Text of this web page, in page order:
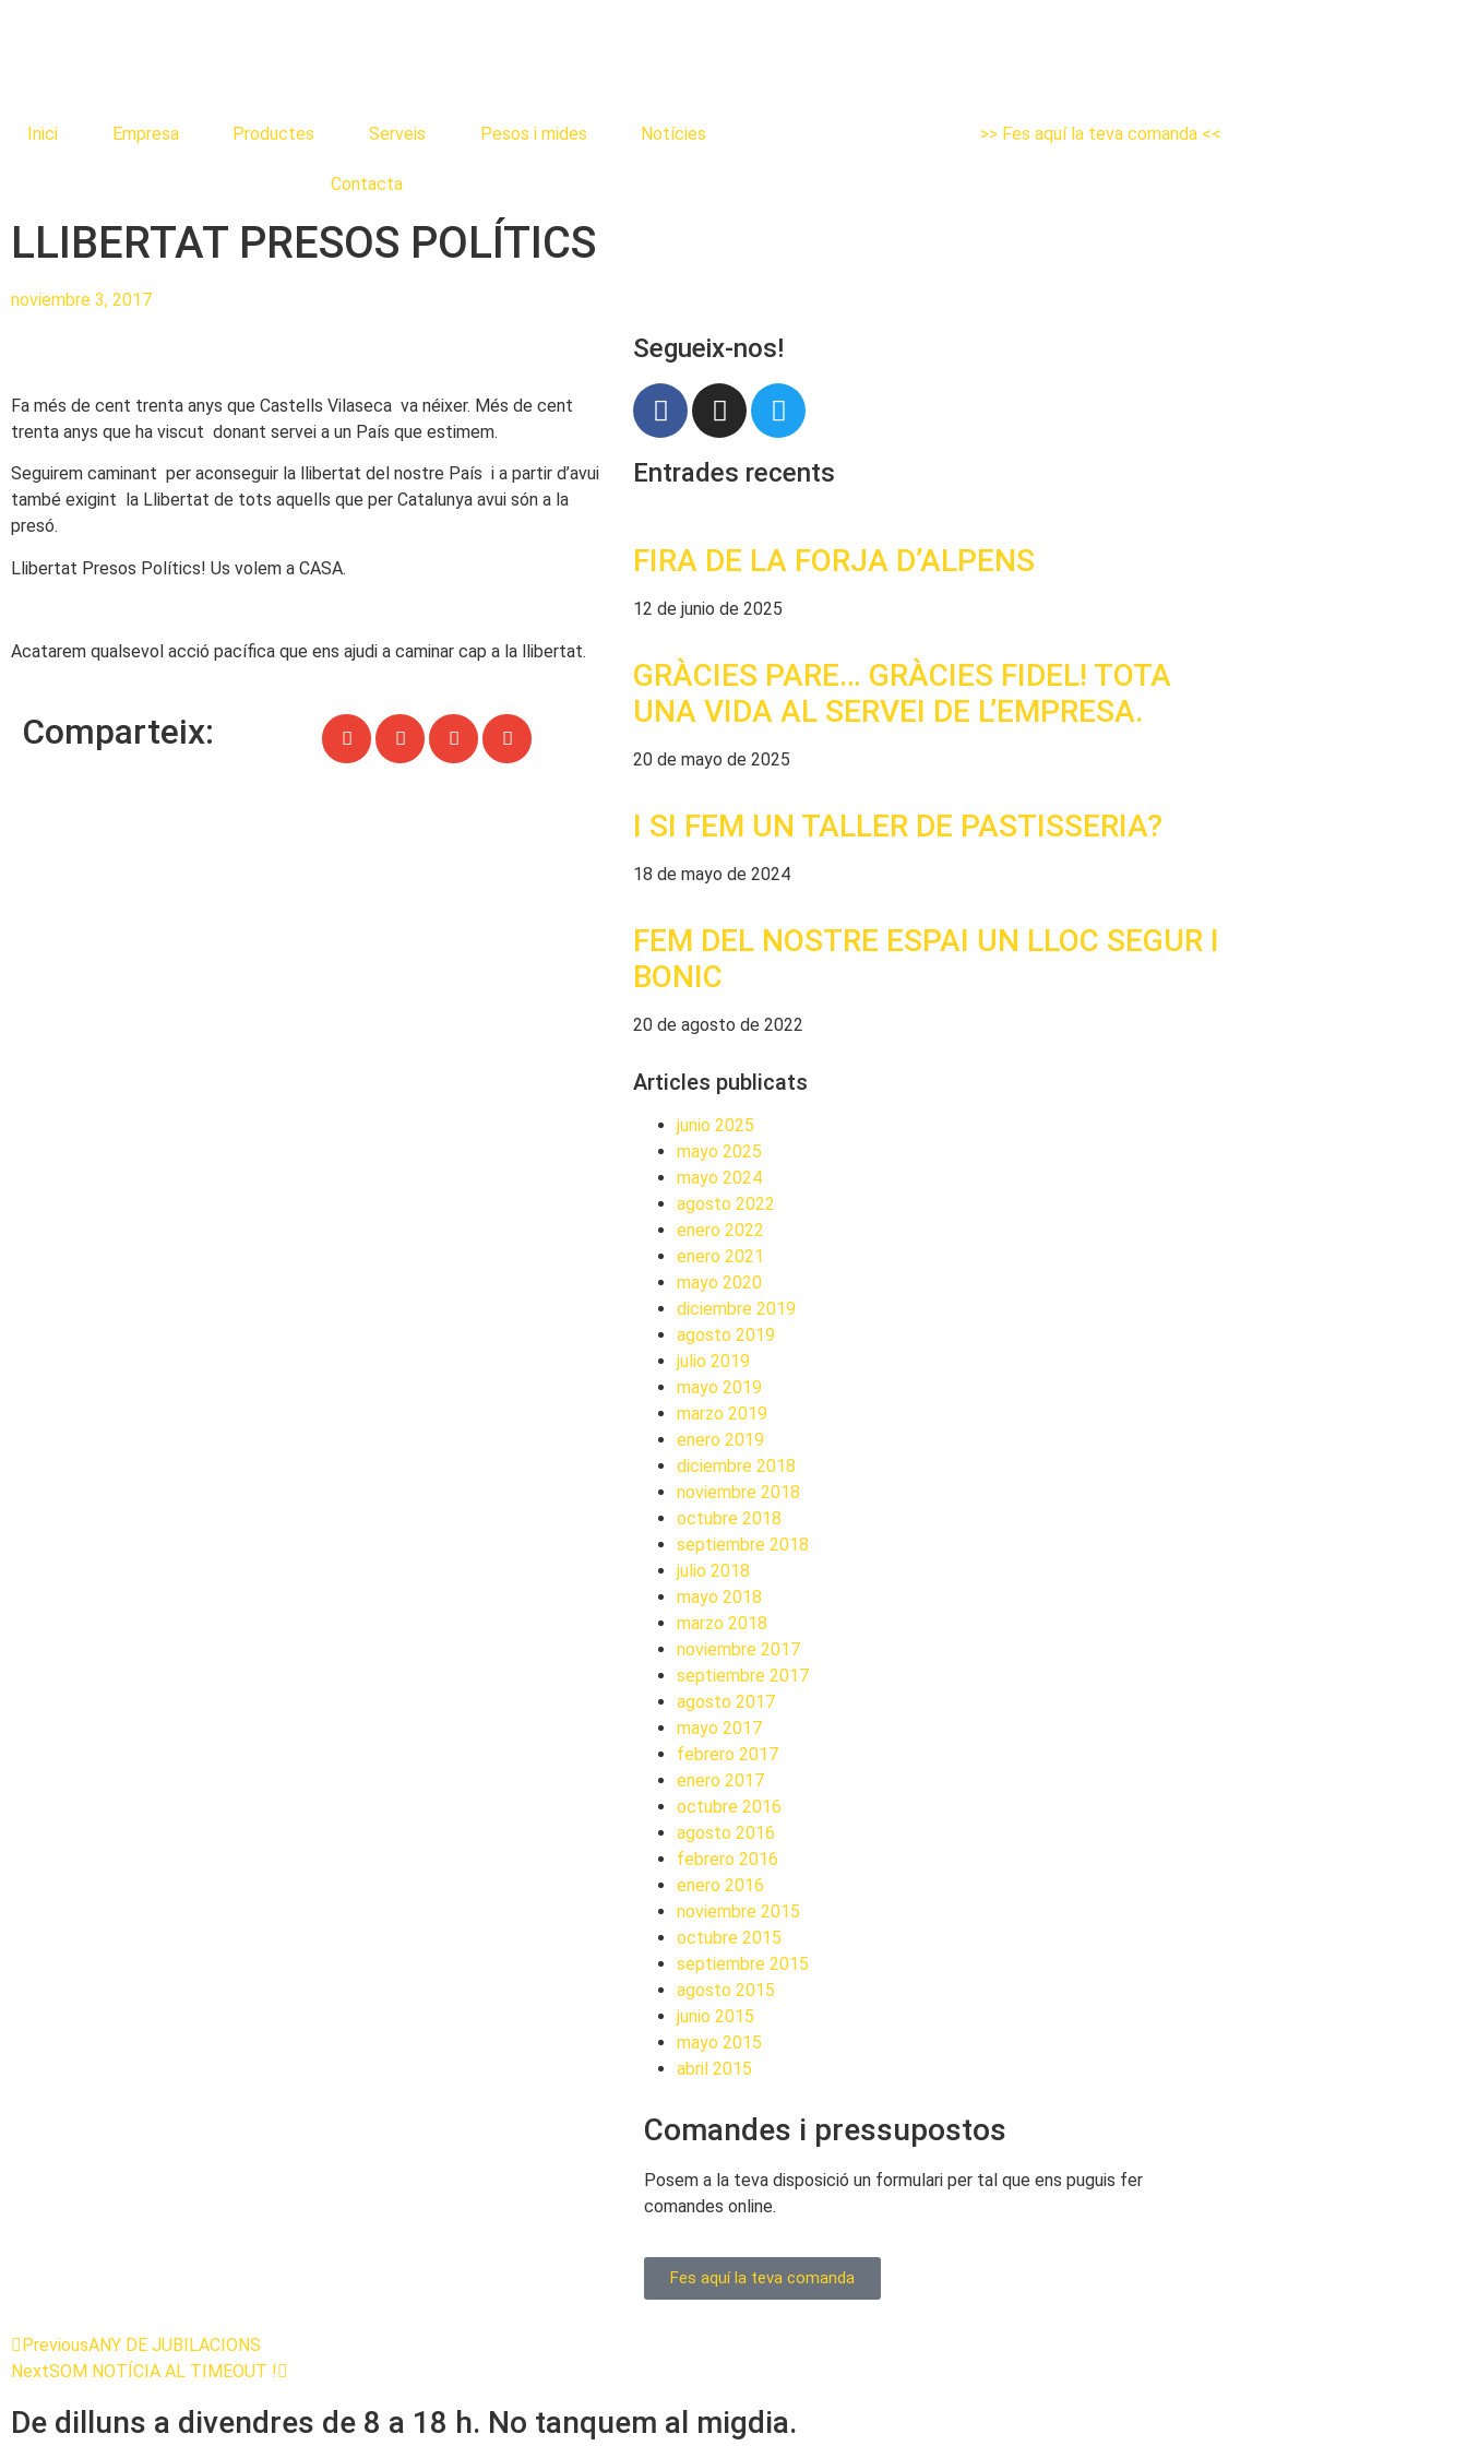
Inici Empresa Productes Serveis Pesos i mides Notícies
Contacta
>> Fes aquí la teva comanda <<
LLIBERTAT PRESOS POLÍTICS
noviembre 3, 2017
Fa més de cent trenta anys que Castells Vilaseca va néixer. Més de cent
trenta anys que ha viscut donant servei a un País que estimem.
Seguirem caminant per aconseguir la llibertat del nostre País i a partir d’avui
també exigint la Llibertat de tots aquells que per Catalunya avui són a la
presó.
Llibertat Presos Polítics! Us volem a CASA.
Acatarem qualsevol acció pacífica que ens ajudi a caminar cap a la llibertat.
Comparteix:
Segueix-nos!
Entrades recents
FIRA DE LA FORJA D’ALPENS
12 de junio de 2025
GRÀCIES PARE… GRÀCIES FIDEL! TOTA
UNA VIDA AL SERVEI DE L’EMPRESA.
20 de mayo de 2025
I SI FEM UN TALLER DE PASTISSERIA?
18 de mayo de 2024
FEM DEL NOSTRE ESPAI UN LLOC SEGUR I
BONIC
20 de agosto de 2022
Articles publicats
junio 2025
mayo 2025
mayo 2024
agosto 2022
enero 2022
enero 2021
mayo 2020
diciembre 2019
agosto 2019
julio 2019
mayo 2019
marzo 2019
enero 2019
diciembre 2018
noviembre 2018
octubre 2018
septiembre 2018
julio 2018
mayo 2018
marzo 2018
noviembre 2017
septiembre 2017
agosto 2017
mayo 2017
febrero 2017
enero 2017
octubre 2016
agosto 2016
febrero 2016
enero 2016
noviembre 2015
octubre 2015
septiembre 2015
agosto 2015
junio 2015
mayo 2015
abril 2015
Comandes i pressupostos
Posem a la teva disposició un formulari per tal que ens puguis fer
comandes online.
Fes aquí la teva comanda
PreviousANY DE JUBILACIONS
NextSOM NOTÍCIA AL TIMEOUT !
De dilluns a divendres de 8 a 18 h. No tanquem al migdia.